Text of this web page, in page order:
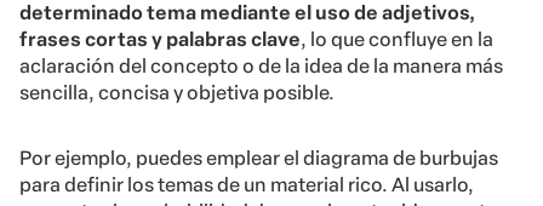
determinado tema mediante el uso de adjetivos,
frases cortas y palabras clave, lo que confluye en la
aclaración del concepto o de la idea de la manera más
sencilla, concisa y objetiva posible.
Por ejemplo, puedes emplear el diagrama de burbujas
para definir los temas de un material rico. Al usarlo,